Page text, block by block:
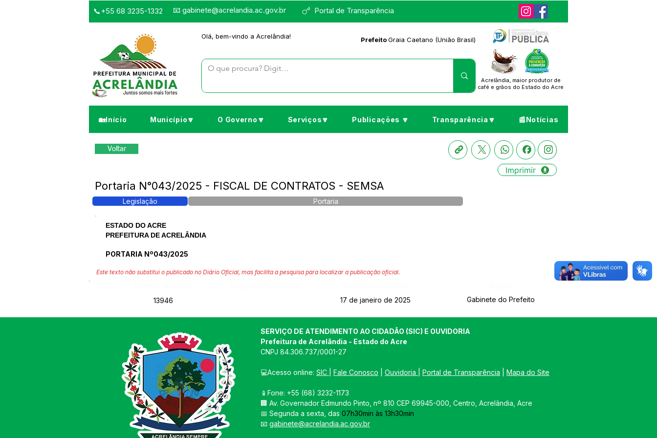
Portal de Transparência
📞+55 68 3235-1332 📧 gabinete@acrelandia.ac.gov.br
Olá, bem-vindo a Acrelândia! PrefeitoGraia Caetano (União Brasil)
Acrelândia, maior produtor de
café e grãos do Estado do Acre
🏡Início Município🔽 O Governo🔽 Serviços🔽 Publicações 🔽 Transparência🔽 📰Notícias
Voltar
Imprimir
Portaria N°043/2025 - FISCAL DE CONTRATOS - SEMSA
Legislação Portaria
ESTADO DO ACRE
PREFEITURA DE ACRELÂNDIA
PORTARIA Nº043/2025
Este texto não substitui o publicado no Diário Oficial, mas facilita a pesquisa para localizar a publicação oficial.
13946
17 de janeiro de 2025 Gabinete do Prefeito
SERVIÇO DE ATENDIMENTO AO CIDADÃO (SIC) E OUVIDORIA
Prefeitura de Acrelândia - Estado do Acre
CNPJ 84.306.737/0001-27
💻Acesso online: SIC Fale Conosco Ouvidoria Portal de Transparência Mapa do Site
📱Fone: +55 (68) 3232-1173
🏢 Av. Governador Edmundo Pinto, nº 810 CEP 69945-000, Centro, Acrelândia, Acre
📅 Segunda a sexta, das 07h30min às 13h30min
📧 gabinete@acrelandia.ac.gov.br